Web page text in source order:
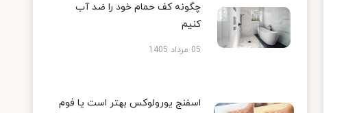
چگونه کف حمام خود را ضد آب
کنیم
05 مرداد 1405
اسفنج یورولوکس بهتر است یا فوم